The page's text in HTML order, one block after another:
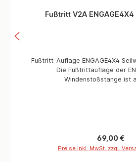
Fußtritt V2A
Fußtritt-Auflage ENGAGE4X4
Die Fußtrittauflage der
Windenstoßstange ist
Regulärer
69,00 €
Preise inkl. MwSt. zzgl.